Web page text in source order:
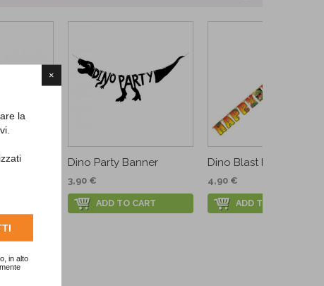
×
la
in alto
Dino Party Banner
3,90 €
ADD TO CART
Dino Blast Happy...
4,90 €
ADD TO CART